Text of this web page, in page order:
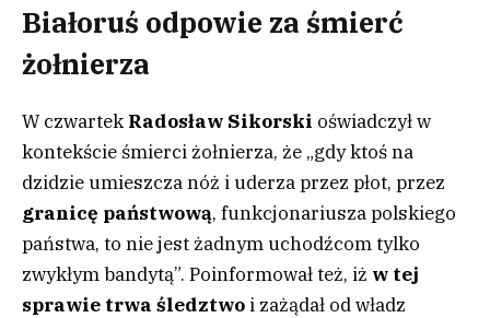
Białoruś odpowie za śmierć
żołnierza
W czwartek Radosław Sikorski oświadczył w
kontekście śmierci żołnierza, że „gdy ktoś na
dzidzie umieszcza nóż i uderza przez płot, przez
granicę państwową, funkcjonariusza polskiego
państwa, to nie jest żadnym uchodźcom tylko
zwykłym bandytą”. Poinformował też, iż w tej
sprawie trwa śledztwo i zażądał od władz